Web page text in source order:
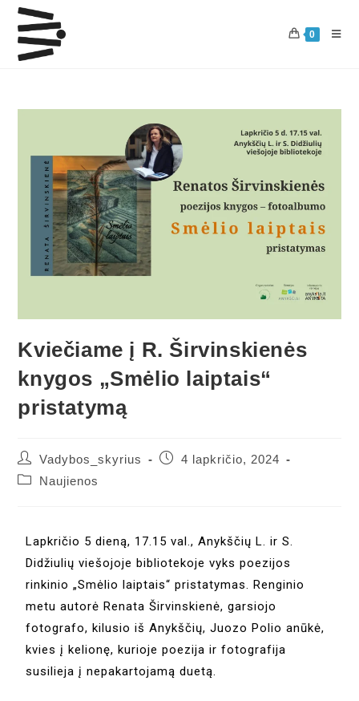
0
Kviečiame į R. Širvinskienės
knygos „Smėlio laiptais“
pristatymą
Vadybos_skyrius
4 lapkričio, 2024
Naujienos
Lapkričio 5 dieną, 17.15 val., Anykščių L. ir S.
Didžiulių viešojoje bibliotekoje vyks poezijos
rinkinio „Smėlio laiptais“ pristatymas. Renginio
metu autorė Renata Širvinskienė, garsiojo
fotografo, kilusio iš Anykščių, Juozo Polio anūkė,
kvies į kelionę, kurioje poezija ir fotografija
susilieja į nepakartojamą duetą.